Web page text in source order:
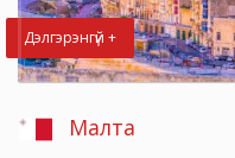
Дэлгэрэнгүй +
Малта